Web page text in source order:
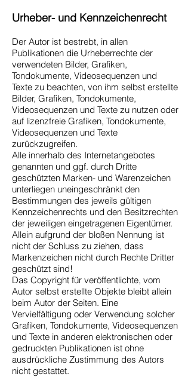
Urheber- und Kennzeichenrecht
Der Autor ist bestrebt, in allen
Publikationen die Urheberrechte der
verwendeten Bilder, Grafiken,
Tondokumente, Videosequenzen und
Texte zu beachten, von ihm selbst erstellte
Bilder, Grafiken, Tondokumente,
Videosequenzen und Texte zu nutzen oder
auf lizenzfreie Grafiken, Tondokumente,
Videosequenzen und Texte
zurückzugreifen.
Alle innerhalb des Internetangebotes
genannten und ggf. durch Dritte
geschützten Marken- und Warenzeichen
unterliegen uneingeschränkt den
Bestimmungen des jeweils gültigen
Kennzeichenrechts und den Besitzrechten
der jeweiligen eingetragenen Eigentümer.
Allein aufgrund der bloßen Nennung ist
nicht der Schluss zu ziehen, dass
Markenzeichen nicht durch Rechte Dritter
geschützt sind!
Das Copyright für veröffentlichte, vom
Autor selbst erstellte Objekte bleibt allein
beim Autor der Seiten. Eine
Vervielfältigung oder Verwendung solcher
Grafiken, Tondokumente, Videosequenzen
und Texte in anderen elektronischen oder
gedruckten Publikationen ist ohne
ausdrückliche Zustimmung des Autors
nicht gestattet.